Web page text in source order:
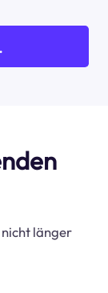
länger